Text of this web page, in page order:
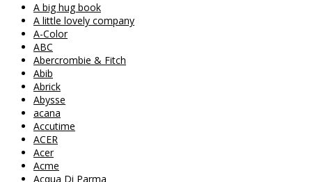
A big hug book
A little lovely company
A-Color
ABC
Abercrombie & Fitch
Abib
Abrick
Abysse
acana
Accutime
ACER
Acer
Acme
Acqua Di Parma